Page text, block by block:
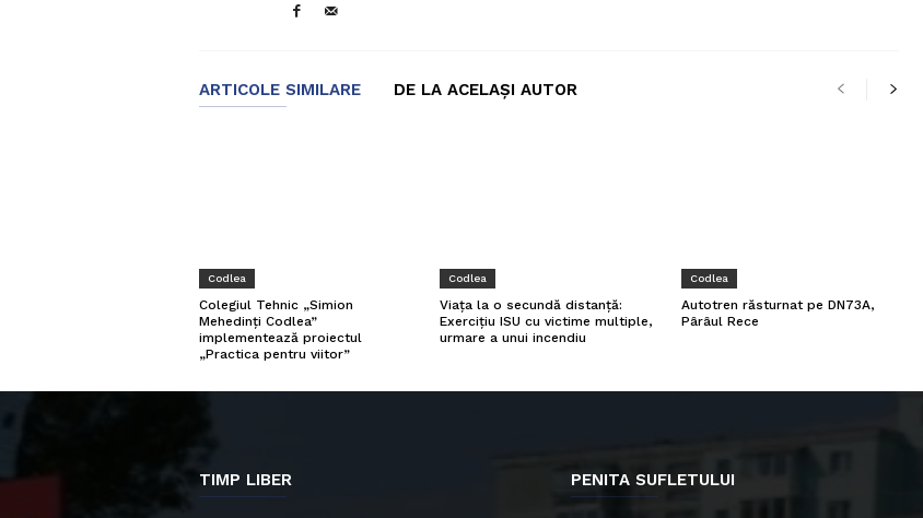
ARTICOLE SIMILARE DE LA ACELAȘI AUTOR
Codlea
Colegiul Tehnic „Simion
Mehedinți Codlea”
implementează proiectul
„Practica pentru viitor”
Codlea
Viața la o secundă distanță:
Exercițiu ISU cu victime multiple,
urmare a unui incendiu
Codlea
Autotren răsturnat pe DN73A,
Pârâul Rece
TIMP LIBER PENITA SUFLETULUI